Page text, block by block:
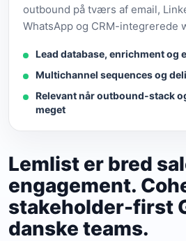
outbound på tværs af email,
WhatsApp og CRM-integrerede
Lead database, enrichment og
Multichannel sequences og
Relevant når outbound-stack
meget
Lemlist er bred
engagement.
stakeholder-first
danske teams.